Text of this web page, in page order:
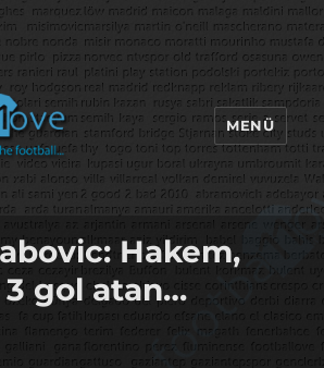
MENÜ
Hakem,
3 gol atan…